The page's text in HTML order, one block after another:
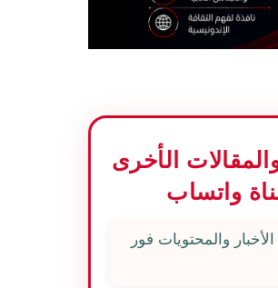
والمقالات الأخرى
واتساب
والمحتويات فور